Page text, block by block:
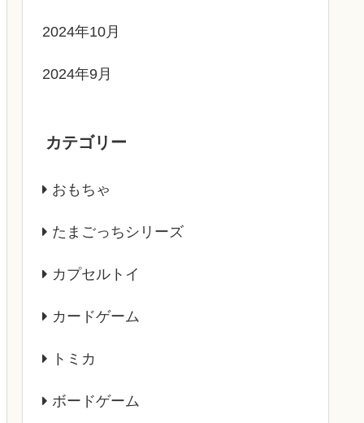
2024年10月
2024年9月
カテゴリー
おもちゃ
たまごっちシリーズ
カプセルトイ
カードゲーム
トミカ
ボードゲーム